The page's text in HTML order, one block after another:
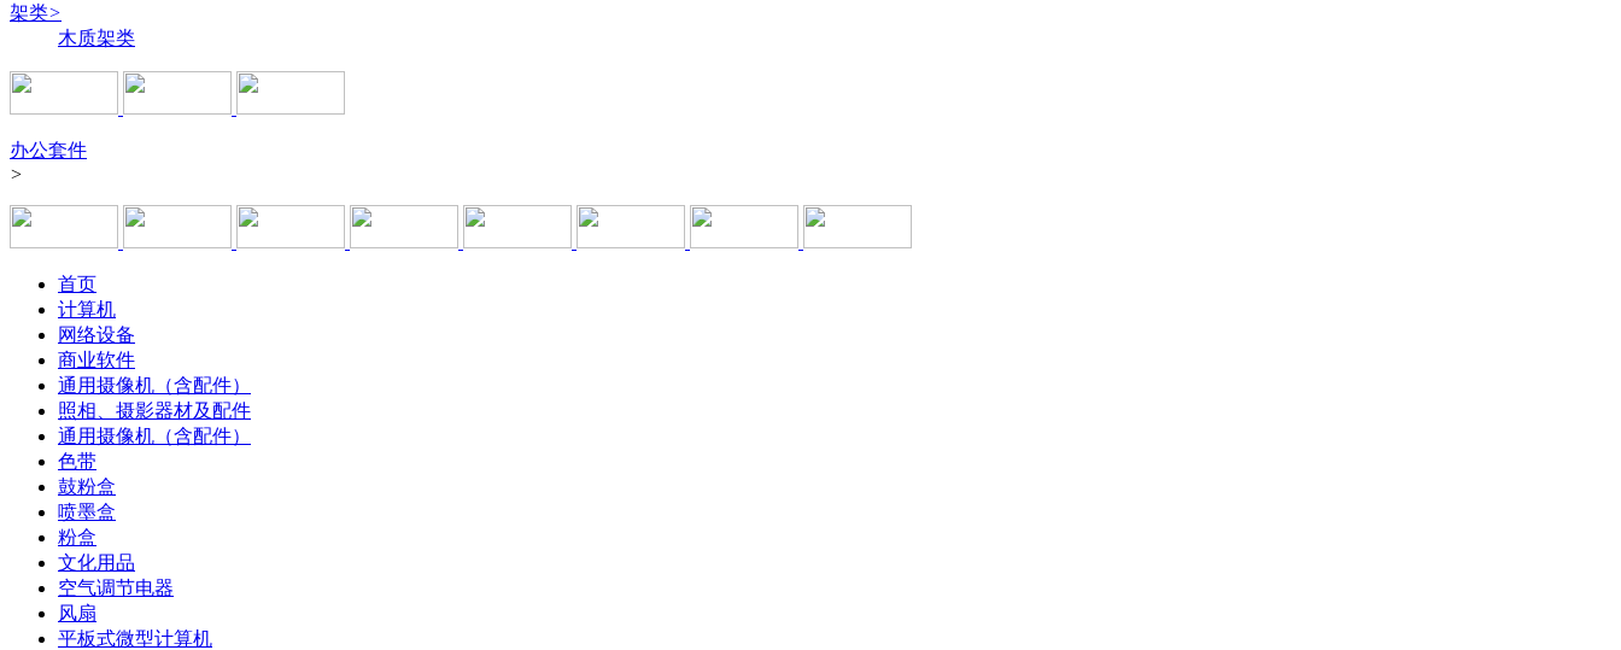
架类>
木质架类
办公套件
>
首页
计算机
网络设备
商业软件
通用摄像机（含配件）
照相、摄影器材及配件
通用摄像机（含配件）
色带
鼓粉盒
喷墨盒
粉盒
文化用品
空气调节电器
风扇
平板式微型计算机